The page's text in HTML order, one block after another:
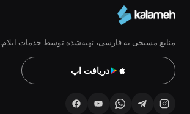
منابع مسیحی به فارسی، تهیه‌شده توسط خدمات ایلام.
دریافت اپ